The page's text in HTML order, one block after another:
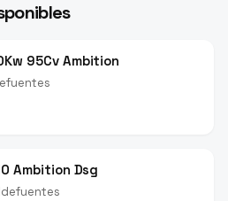
95Cv Ambition
Ambition Dsg